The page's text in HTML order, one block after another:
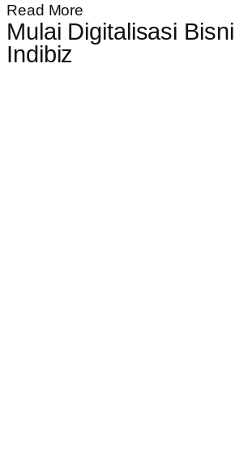
Read More
Mulai Digitalisasi
Indibiz